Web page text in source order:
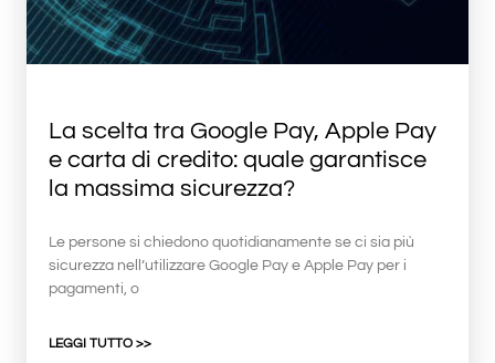
La scelta tra Google Pay, Apple Pay
e carta di credito: quale garantisce
la massima sicurezza?
Le persone si chiedono quotidianamente se ci sia più
sicurezza nell’utilizzare Google Pay e Apple Pay per i
pagamenti, o
LEGGI TUTTO >>